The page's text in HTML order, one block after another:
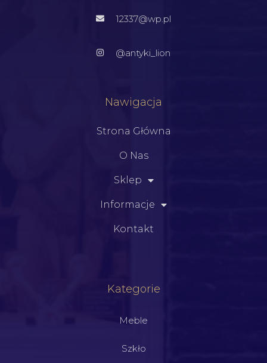
12337@wp.pl
@antyki_lion
Nawigacja
Strona Główna
O Nas
Sklep
Informacje
Kontakt
Kategorie
Meble
Szkło